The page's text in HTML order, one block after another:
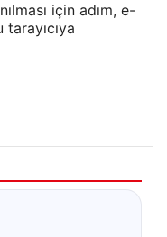
için adım, e-